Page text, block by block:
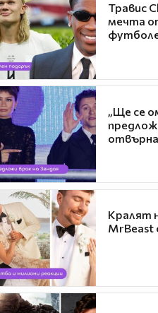
Травис
мечта
„Ще се
Кралят
MrBeast